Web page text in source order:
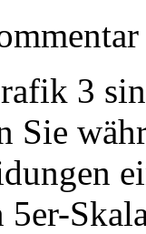
3
Sie
5er-